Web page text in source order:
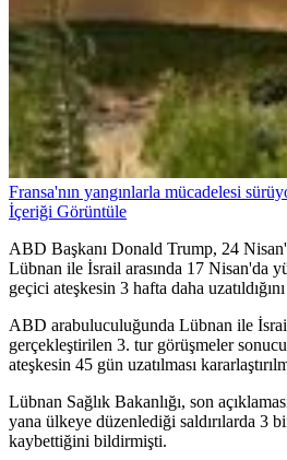
Fransa'nın yangınlarla mücadelesi
İçeriği Görüntüle
ABD Başkanı Donald Trump, 24
Lübnan ile İsrail arasında 17 Nisan'da
geçici ateşkesin 3 hafta daha
ABD arabuluculuğunda Lübnan ile
gerçekleştirilen 3. tur görüşmeler
ateşkesin 45 gün uzatılması
Lübnan Sağlık Bakanlığı, son
yana ülkeye düzenlediği saldırılarda 3
kaybettiğini bildirmişti.